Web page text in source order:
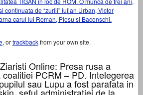
continuata de “zurlii” Iulian Urban, Victor
carul lui Roman, Plesu si Baconschi.
, ortrackbackfrom your own site.
Online: Presa rusa a
PCRM – PD. Intelegerea
sau Lupu a fost parafata in